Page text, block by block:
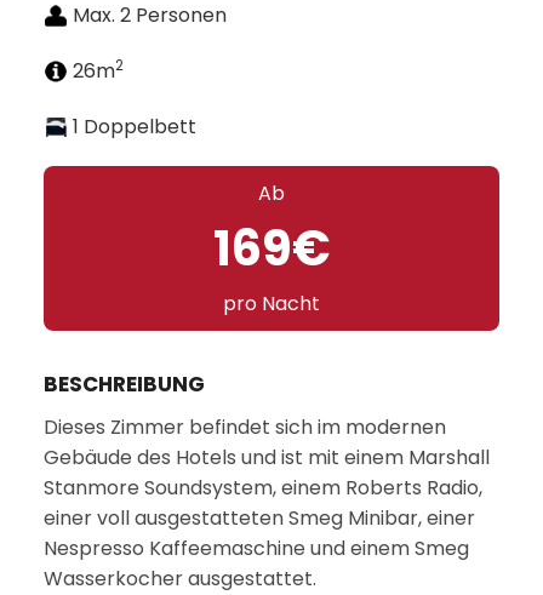
Max. 2 Personen
26m2
1 Doppelbett
Ab
169€
pro Nacht
BESCHREIBUNG
Dieses Zimmer befindet sich im modernen
Gebäude des Hotels und ist mit einem Marshall
Stanmore Soundsystem, einem Roberts Radio,
einer voll ausgestatteten Smeg Minibar, einer
Nespresso Kaffeemaschine und einem Smeg
Wasserkocher ausgestattet.